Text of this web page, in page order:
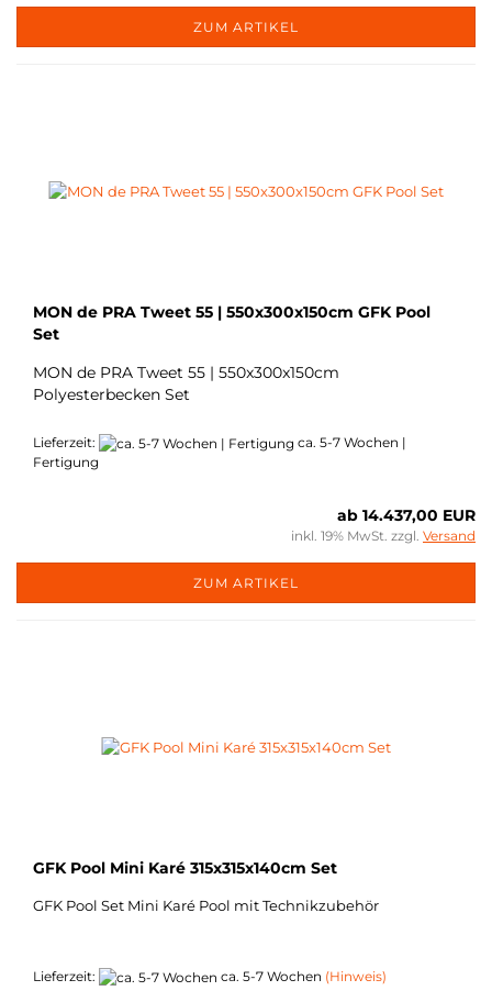
ZUM ARTIKEL
MON de PRA Tweet 55 | 550x300x150cm GFK Pool
Set
MON de PRA Tweet 55 | 550x300x150cm
Polyesterbecken Set
Lieferzeit:
ca. 5-7 Wochen |
Fertigung
ab 14.437,00 EUR
inkl. 19% MwSt. zzgl. Versand
ZUM ARTIKEL
GFK Pool Mini Karé 315x315x140cm Set
GFK Pool Set Mini Karé Pool mit Technikzubehör
Lieferzeit: ca. 5-7 Wochen (Hinweis)